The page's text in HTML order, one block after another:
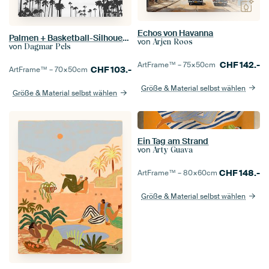
Palmen + Basketball-Silhouette - Schwarz-Weiß-Sport-Fotografie - #1 #wall #art #artheroes
von Dagmar Pels
ArtFrame™ –70×50cm CHF103.-
Größe & Material selbst wählen
Echos von Havanna
von Arjen Roos
ArtFrame™ –75×50cm CHF142.-
Größe & Material selbst wählen
Ein Tag am Strand
von Arty Guava
ArtFrame™ –80×60cm CHF148.-
Größe & Material selbst wählen